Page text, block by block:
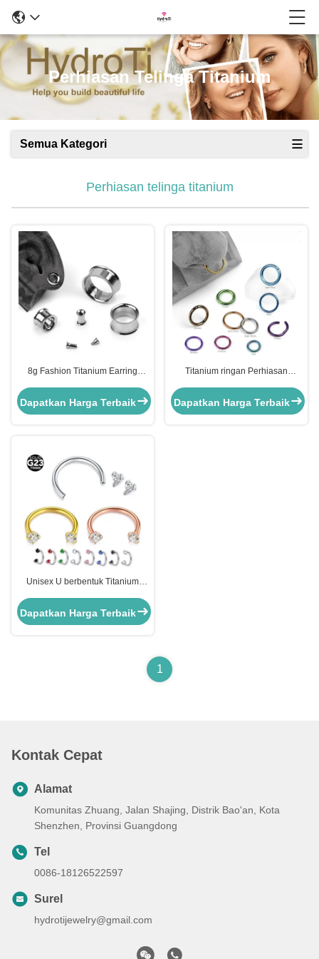
Perhiasan Telinga Titanium
Semua Kategori
Perhiasan telinga titanium
8g Fashion Titanium Earring
Internally Threaded Eyelet
Dapatkan Harga Terbaik
Titanium ringan Perhiasan
Titanium Kliker 20g
Dapatkan Harga Terbaik
Unisex U berbentuk Titanium
Nose Ring 12mm F136
Dapatkan Harga Terbaik
1
Kontak Cepat
Alamat
Komunitas Zhuang, Jalan Shajing, Distrik Bao'an, Kota
Shenzhen, Provinsi Guangdong
Tel
0086-18126522597
Surel
hydrotijewelry@gmail.com